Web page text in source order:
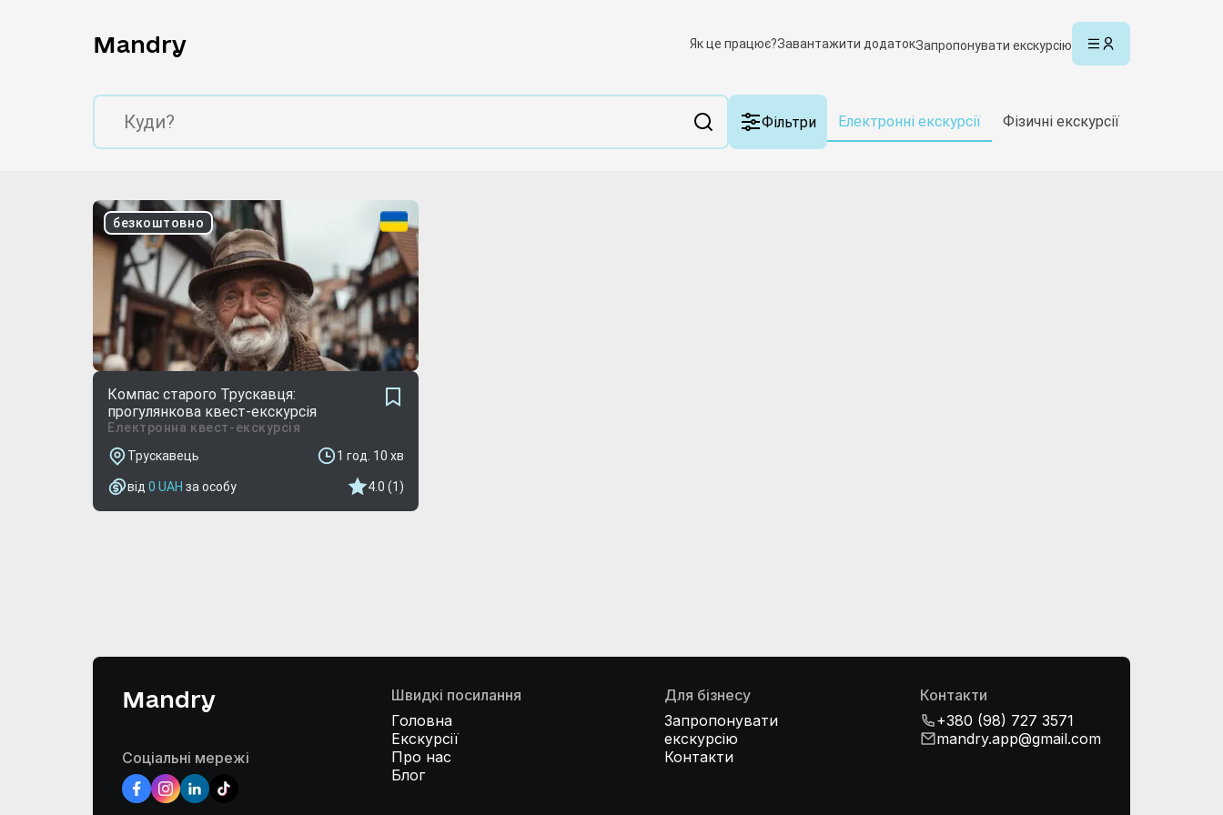
Mandry Як це працює?Завантажити додатокЗапропонувати екскурсію
Електронні екскурсії Фізичні екскурсії
Фільтри
безкоштовно
Компас старого Трускавця:
прогулянкова квест-екскурсія
Електронна квест-екскурсія
Трускавець
1 год. 10 хв
від 0 UAH за особу 4.0 (1)
Mandry
Соціальні мережі
Швидкі посилання
Головна
Екскурсії
Про нас
Блог
Для бізнесу
Запропонувати
екскурсію
Контакти
Контакти
+380 (98) 727 3571
mandry.app@gmail.com